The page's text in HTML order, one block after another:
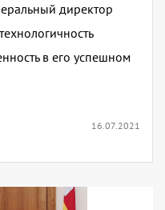
директор
в его успешном
16.07.2021